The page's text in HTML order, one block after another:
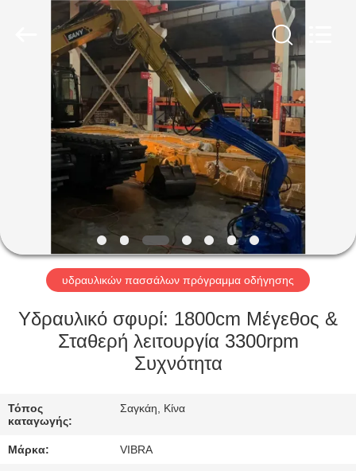
ΣΠΊΤΙ
ΠΡΟΪΌΝΤΑ
ΠΑΡΟΥΣΙΆΣΤΕ
ΠΕΡΊΠΟΥ
ΕΜΕΊΣ
ΓΎΡΟΣ
ΕΡΓΟΣΤΑΣΊΩΝ
ΠΟΙΟΤΙΚΌΣ
ΈΛΕΓΧΟΣ
υδραυλικών πασσάλων πρόγραμμα οδήγησης
Υδραυλικό σφυρί: 1800cm Μέγεθος &
Σταθερή λειτουργία 3300rpm
Συχνότητα
Τόπος
καταγωγής:
Σαγκάη, Κίνα
Μάρκα: VIBRA